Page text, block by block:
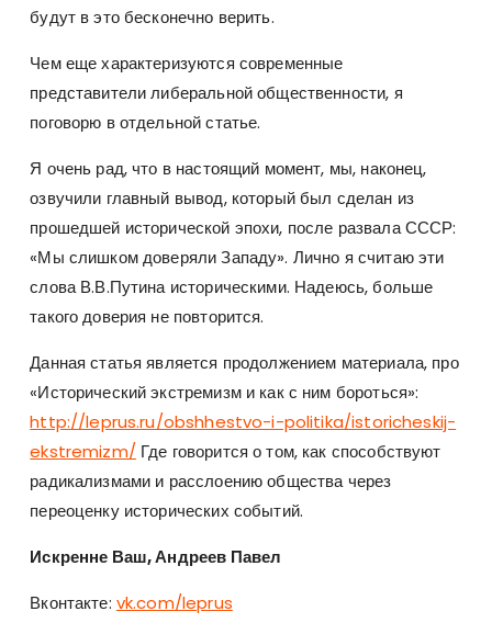
будут в это бесконечно верить.
Чем еще характеризуются современные
представители либеральной общественности, я
поговорю в отдельной статье.
Я очень рад, что в настоящий момент, мы, наконец,
озвучили главный вывод, который был сделан из
прошедшей исторической эпохи, после развала СССР:
«Мы слишком доверяли Западу». Лично я считаю эти
слова В.В.Путина историческими. Надеюсь, больше
такого доверия не повторится.
Данная статья является продолжением материала, про
«Исторический экстремизм и как с ним бороться»:
http://leprus.ru/obshhestvo-i-politika/istoricheskij-
ekstremizm/Где говорится о том, как способствуют
радикализмами и расслоению общества через
переоценку исторических событий.
Искренне Ваш, Андреев Павел
Вконтакте: vk.com/leprus